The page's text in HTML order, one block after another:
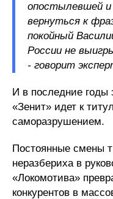
опостылевшей и
вернуться к
покойный
России не
- говорит
И в последние годы
«Зенит» идет к
саморазрушением.
Постоянные смены
неразбериха в
«Локомотива»
конкурентов в